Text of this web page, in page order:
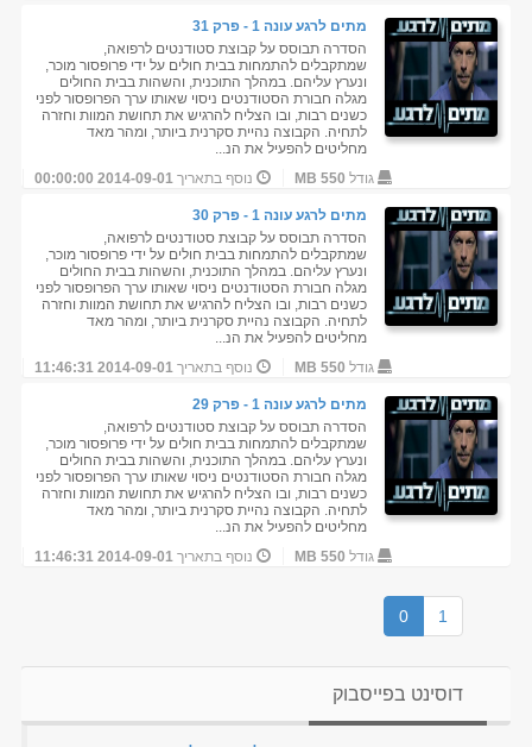
מתים לרגע עונה 1 - פרק 31
הסדרה תבוסס על קבוצת סטודנטים לרפואה,
שמתקבלים להתמחות בבית חולים על ידי פרופסור מוכר,
ונערץ עליהם. במהלך התוכנית, והשהות בבית החולים
מגלה חבורת הסטודנטים ניסוי שאותו ערך הפרופסור לפני
כשנים רבות, ובו הצליח להרגיש את תחושת המוות וחזרה
לתחיה. הקבוצה נהיית סקרנית ביותר, ומהר מאד
מחליטים להפעיל את הנ...
גודל 550 MB נוסף בתאריך2014-09-01 00:00:00
מתים לרגע עונה 1 - פרק 30
הסדרה תבוסס על קבוצת סטודנטים לרפואה,
שמתקבלים להתמחות בבית חולים על ידי פרופסור מוכר,
ונערץ עליהם. במהלך התוכנית, והשהות בבית החולים
מגלה חבורת הסטודנטים ניסוי שאותו ערך הפרופסור לפני
כשנים רבות, ובו הצליח להרגיש את תחושת המוות וחזרה
לתחיה. הקבוצה נהיית סקרנית ביותר, ומהר מאד
מחליטים להפעיל את הנ...
גודל 550 MB נוסף בתאריך2014-09-01 11:46:31
מתים לרגע עונה 1 - פרק 29
הסדרה תבוסס על קבוצת סטודנטים לרפואה,
שמתקבלים להתמחות בבית חולים על ידי פרופסור מוכר,
ונערץ עליהם. במהלך התוכנית, והשהות בבית החולים
מגלה חבורת הסטודנטים ניסוי שאותו ערך הפרופסור לפני
כשנים רבות, ובו הצליח להרגיש את תחושת המוות וחזרה
לתחיה. הקבוצה נהיית סקרנית ביותר, ומהר מאד
מחליטים להפעיל את הנ...
גודל 550 MB נוסף בתאריך2014-09-01 11:46:31
0 1
דוסינט בפייסבוק